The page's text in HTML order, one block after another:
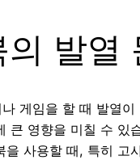
발열
게임을 할 때 발열이
큰 영향을 미칠 수 있
을 사용할 때, 특히 고